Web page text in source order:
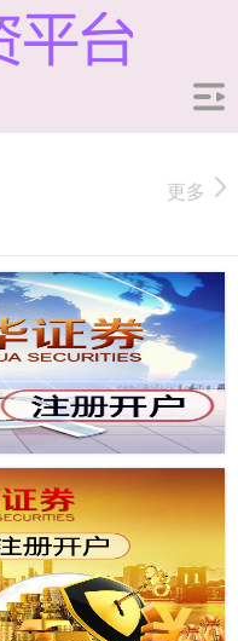
更多